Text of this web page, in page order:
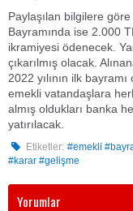
Paylaşılan bilgilere
Bayramında ise 2.000
ikramiyesi ödenecek.
çıkarılmış olacak.
2022 yılının ilk
emekli vatandaşlara
almış oldukları banka
yatırılacak.
Etiketler: #emekli
#karar #gelişme
Yorumlar